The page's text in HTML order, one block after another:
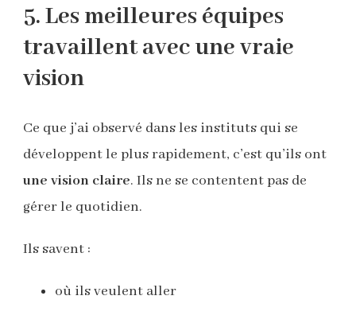
5. Les meilleures équipes
travaillent avec une vraie
vision
Ce que j’ai observé dans les instituts qui se
développent le plus rapidement, c’est qu’ils ont
une vision claire. Ils ne se contentent pas de
gérer le quotidien.
Ils savent :
où ils veulent aller